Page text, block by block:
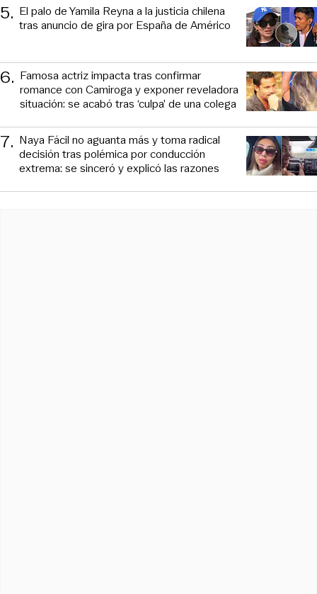
5. El palo de Yamila Reyna a la justicia chilena
tras anuncio de gira por España de Américo
6. Famosa actriz impacta tras confirmar
romance con Camiroga y exponer reveladora
situación: se acabó tras ‘culpa’ de una colega
7. Naya Fácil no aguanta más y toma radical
decisión tras polémica por conducción
extrema: se sinceró y explicó las razones